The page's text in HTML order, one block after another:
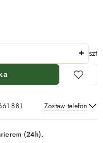
szt
881 Zostaw telefon
(24h).